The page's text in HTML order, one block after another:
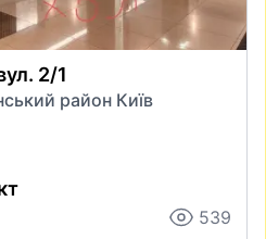
2/1
район Київ
539